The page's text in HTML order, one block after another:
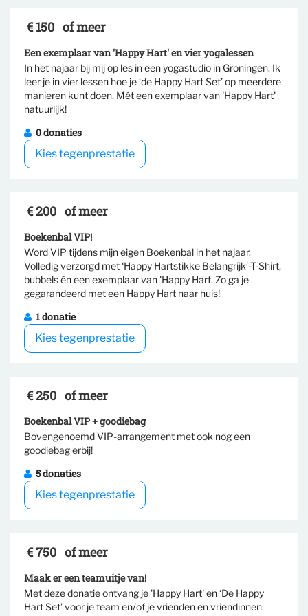
€ 150 of meer
Een exemplaar van 'Happy Hart' en vier yogalessen
In het najaar bij mij op les in een yogastudio in Groningen. Ik
leer je in vier lessen hoe je ‘de Happy Hart Set’ op meerdere
manieren kunt doen. Mét een exemplaar van 'Happy Hart'
natuurlijk!
0 donaties
Kies tegenprestatie
Selecteer tegenprestatie
€ 200 of meer
Boekenbal VIP!
Word VIP tijdens mijn eigen Boekenbal in het najaar.
Volledig verzorgd met ‘Happy Hartstikke Belangrijk’-T-Shirt,
bubbels én een exemplaar van 'Happy Hart. Zo ga je
gegarandeerd met een Happy Hart naar huis!
1 donatie
Kies tegenprestatie
Selecteer tegenprestatie
€ 250 of meer
Boekenbal VIP + goodiebag
Bovengenoemd VIP-arrangement met ook nog een
goodiebag erbij!
5 donaties
Kies tegenprestatie
Selecteer tegenprestatie
€ 750 of meer
Maak er een teamuitje van!
Met deze donatie ontvang je 'Happy Hart' en ‘De Happy
Hart Set’ voor je team en/of je vrienden en vriendinnen.